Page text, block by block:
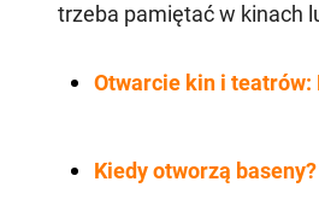
trzeba pamiętać w kinach
Otwarcie kin i teatrów:
Kiedy otworzą